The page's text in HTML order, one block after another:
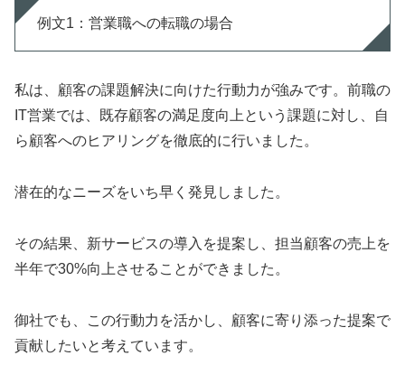
例文1：営業職への転職の場合
私は、顧客の課題解決に向けた行動力が強みです。前職の
IT営業では、既存顧客の満足度向上という課題に対し、自
ら顧客へのヒアリングを徹底的に行いました。
潜在的なニーズをいち早く発見しました。
その結果、新サービスの導入を提案し、担当顧客の売上を
半年で30%向上させることができました。
御社でも、この行動力を活かし、顧客に寄り添った提案で
貢献したいと考えています。